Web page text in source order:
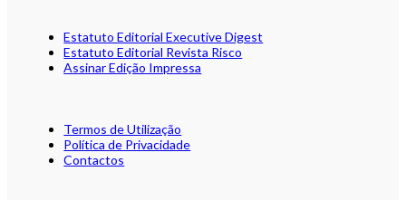
Estatuto Editorial Executive Digest
Estatuto Editorial Revista Risco
Assinar Edição Impressa
Termos de Utilização
Política de Privacidade
Contactos